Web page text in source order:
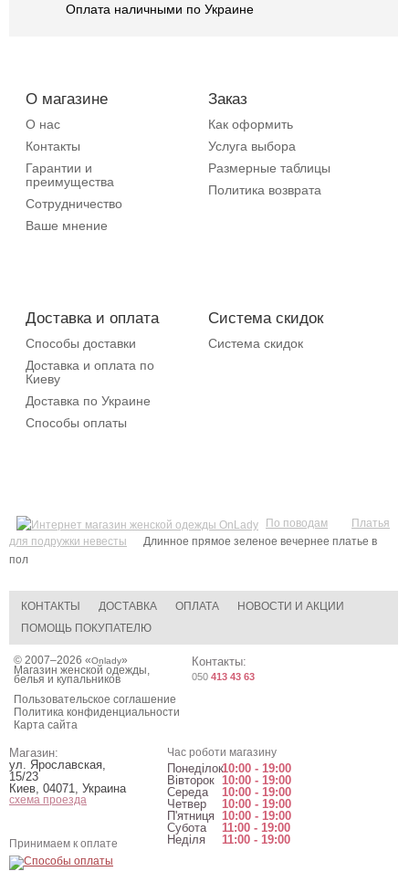
Оплата наличными по Украине
О магазине
О нас
Контакты
Гарантии и
преимущества
Сотрудничество
Ваше мнение
Заказ
Как оформить
Услуга выбора
Размерные таблицы
Политика возврата
Доставка и оплата
Способы доставки
Доставка и оплата по
Киеву
Доставка по Украине
Способы оплаты
Система скидок
Система скидок
По поводам
Платья
для подружки невесты
Длинное прямое зеленое вечернее платье в
пол
КОНТАКТЫ ДОСТАВКА ОПЛАТА
НОВОСТИ И АКЦИИ
ПОМОЩЬ ПОКУПАТЕЛЮ
© 2007–2026 «Onlady»
Магазин женской одежды,
белья и купальников
Пользовательское соглашение
Политика конфиденциальности
Карта сайта
Контакты:
050 413 43 63
Магазин:
ул. Ярославская,
15/23
Киев, 04071, Украина
схема проезда
Час роботи магазину
Понеділок10:00 - 19:00
Вівторок 10:00 - 19:00
Середа
10:00 - 19:00
Четвер
10:00 - 19:00
П'ятниця 10:00 - 19:00
Субота
11:00 - 19:00
Неділя
11:00 - 19:00
Принимаем к оплате